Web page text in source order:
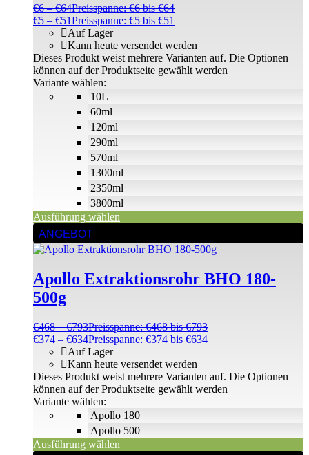
€6 –€64Preisspanne: €6 bis €64
€5 – €51Preisspanne: €5 bis €51
10L
60ml
120ml
290ml
570ml
1300ml
2350ml
3800ml
Auf Lager
Kann heute versendet werden
Variante wählen:
Ausführung wählen
Dieses Produkt weist mehrere Varianten auf. Die Optionen
können auf der Produktseite gewählt werden
ANGEBOT
Apollo Extraktionsrohr BHO 180-
500g
€468 –€793Preisspanne: €468 bis €793
€374 – €634Preisspanne: €374 bis €634
Apollo 180
Apollo 500
Auf Lager
Kann heute versendet werden
Variante wählen:
Ausführung wählen
Dieses Produkt weist mehrere Varianten auf. Die Optionen
können auf der Produktseite gewählt werden